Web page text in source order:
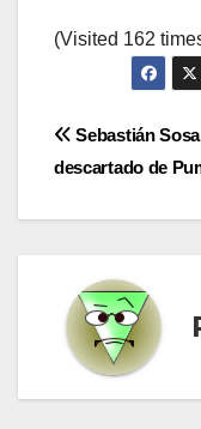
(Visited 162
Sebastián
descartado de